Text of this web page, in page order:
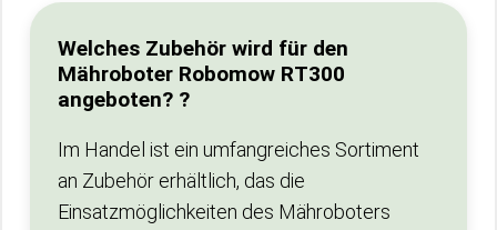
Welches Zubehör wird für den
Mähroboter Robomow RT300
angeboten? ?
Im Handel ist ein umfangreiches Sortiment
an Zubehör erhältlich, das die
Einsatzmöglichkeiten des Mähroboters